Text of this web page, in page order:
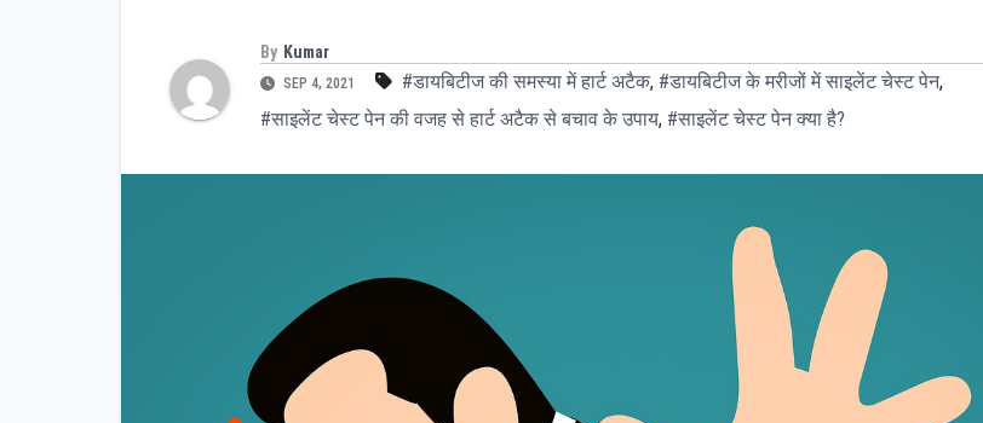
By Kumar
SEP 4, 2021 #डायबिटीज की समस्या में हार्ट अटैक, #डायबिटीज के मरीजों में साइलेंट चेस्ट पेन,
#साइलेंट चेस्ट पेन की वजह से हार्ट अटैक से बचाव के उपाय, #साइलेंट चेस्ट पेन क्या है?